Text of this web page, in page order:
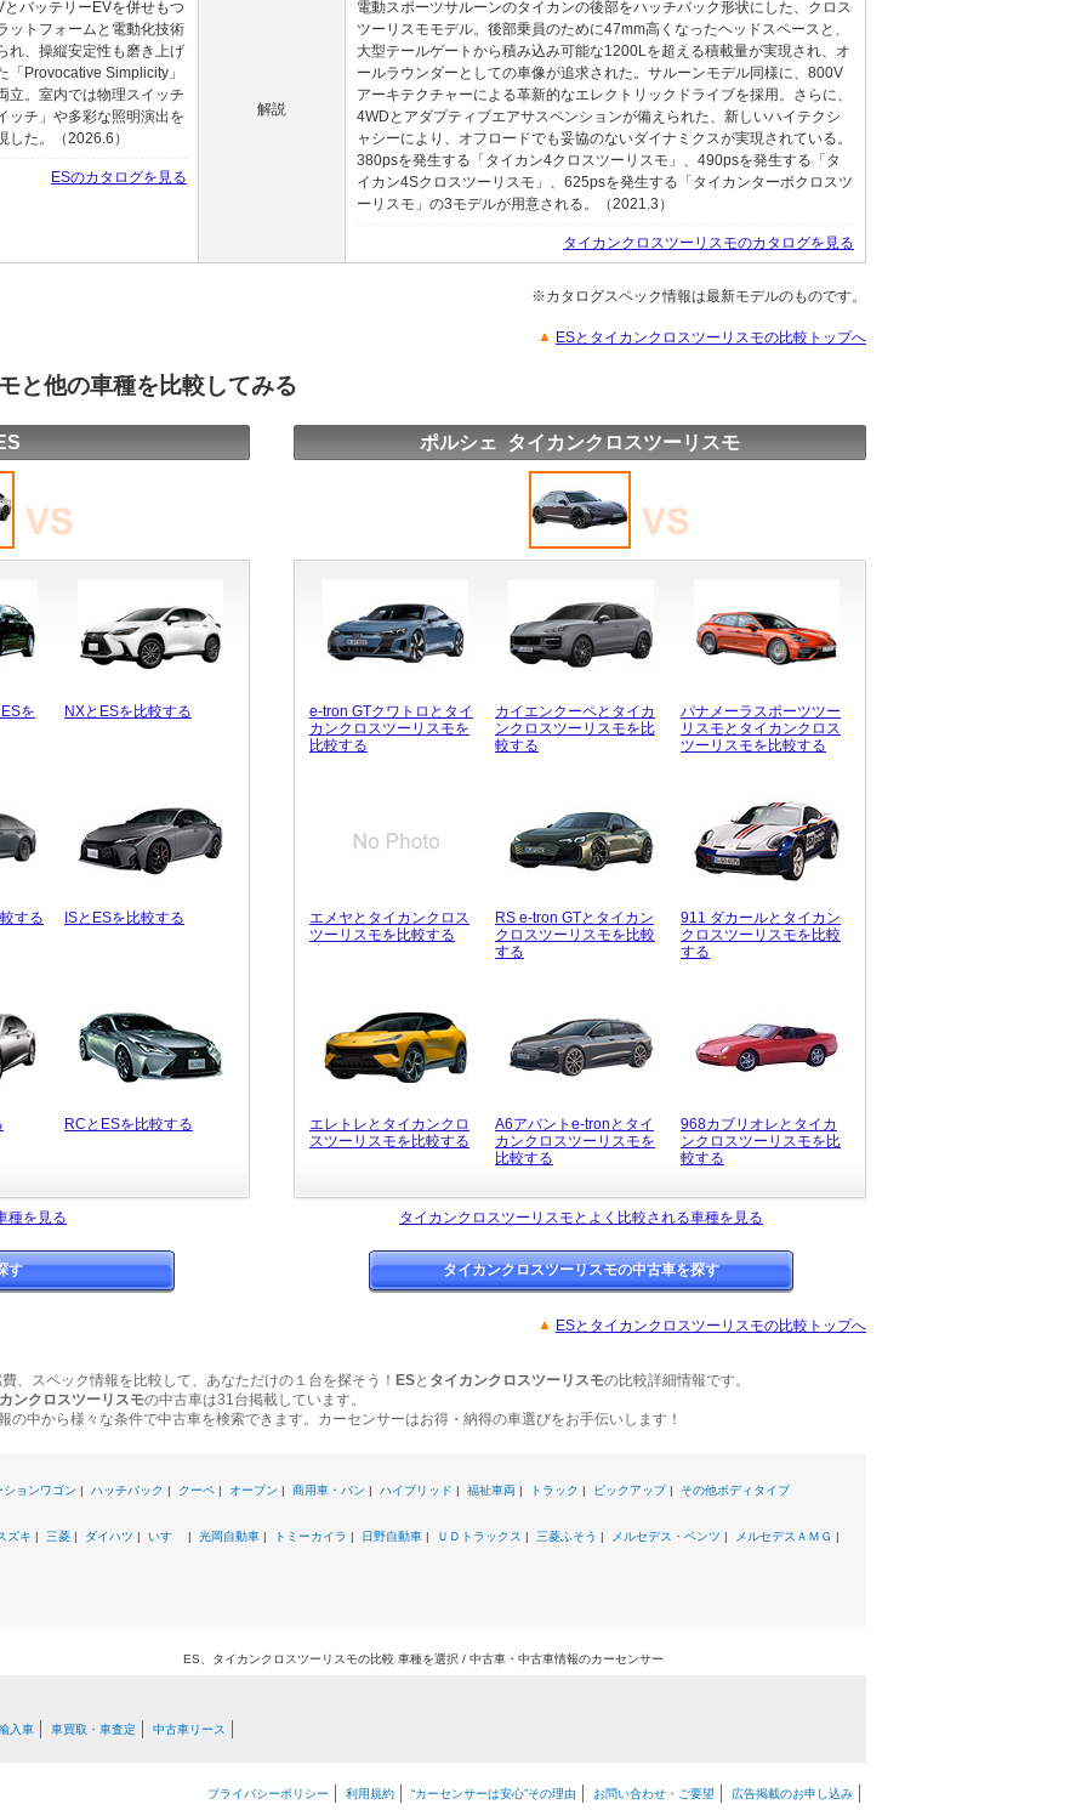
バッテリーEVを併せもつ
ットフォームと電動化技術
れ、操縦安定性も磨き上げ
Provocative Simplicity」
立。室内では物理スイッチ
ッチ」や多彩な照明演出を
た。（2026.6）
ESのカタログを見る
解説
電動スポーツサルーンのタイカンの後部をハッチバック形状にした、クロス
ツーリスモモデル。後部乗員のために47mm高くなったヘッドスペースと、
大型テールゲートから積み込み可能な1200Lを超える積載量が実現され、オ
ールラウンダーとしての車像が追求された。サルーンモデル同様に、800V
アーキテクチャーによる革新的なエレクトリックドライブを採用。さらに、
4WDとアダプティブエアサスペンションが備えられた、新しいハイテクシ
ャシーにより、オフロードでも妥協のないダイナミクスが実現されている。
380psを発生する「タイカン4クロスツーリスモ」、490psを発生する「タ
イカン4Sクロスツーリスモ」、625psを発生する「タイカンターボクロスツ
ーリスモ」の3モデルが用意される。（2021.3）
タイカンクロスツーリスモのカタログを見る
※カタログスペック情報は最新モデルのものです。
ESとタイカンクロスツーリスモの比較トップへ
と他の車種を比較してみる
を NXとESを比較する
する ISとESを比較する
RCとESを比較する
ポルシェ タイカンクロスツーリスモ
e-tron GTクワトロとタイ
カンクロスツーリスモを
比較する
カイエンクーペとタイカ
ンクロスツーリスモを比
較する
パナメーラスポーツツー
リスモとタイカンクロス
ツーリスモを比較する
エメヤとタイカンクロス
ツーリスモを比較する
RS e-tron GTとタイカン
クロスツーリスモを比較
する
911 ダカールとタイカン
クロスツーリスモを比較
する
エレトレとタイカンクロ
スツーリスモを比較する
A6アバントe-tronとタイ
カンクロスツーリスモを
比較する
968カブリオレとタイカ
ンクロスツーリスモを比
較する
種を見る タイカンクロスツーリスモとよく比較される車種を見る
す タイカンクロスツーリスモの中古車を探す
ESとタイカンクロスツーリスモの比較トップへ
、スペック情報を比較して、あなただけの１台を探そう！ ESと タイカンクロスツーリスモの比較詳細情報です。
ンクロスツーリスモの中古車は31台掲載しています。
中から様々な条件で中古車を検索できます。カーセンサーはお得・納得の車選びをお手伝いします！
ションワゴン | ハッチバック | クーペ | オープン | 商用車・バン | ハイブリッド | 福祉車両 | トラック | ピックアップ| その他ボディタイプ
ズキ | 三菱 | ダイハツ | いすゞ | 光岡自動車 | トミーカイラ | 日野自動車 | ＵＤトラックス | 三菱ふそう | メルセデス・ベンツ | メルセデスＡＭＧ |
ES、タイカンクロスツーリスモの比較 車種を選択 / 中古車・中古車情報のカーセンサー
入車 車買取・車査定 中古車リース
プライバシーポリシー 利用規約 “カーセンサーは安心”その理由 お問い合わせ・ご要望 広告掲載のお申し込み